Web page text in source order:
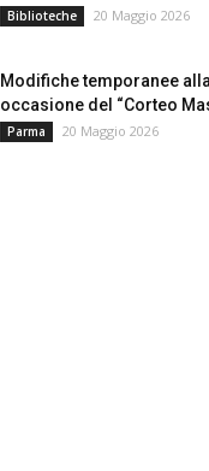
Biblioteche 20 Maggio 2026
Modifiche temporanee
occasione del “Corteo
Parma 20 Maggio 2026